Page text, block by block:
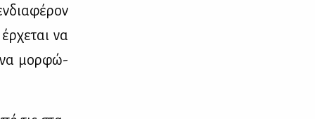
να
να μορ­φώ­